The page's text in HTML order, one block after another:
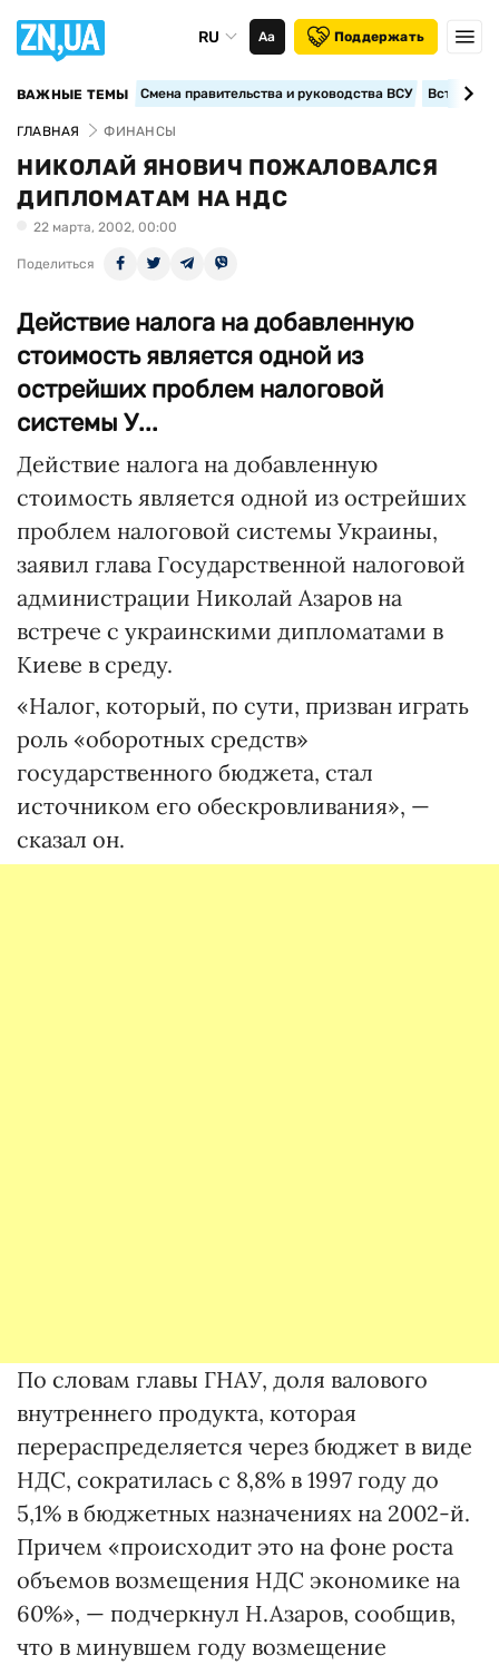
RU Аа Поддержать
ВАЖНЫЕ ТЕМЫ Смена правительства и руководства ВСУ
ГЛАВНАЯ ФИНАНСЫ
НИКОЛАЙ ЯНОВИЧ ПОЖАЛОВАЛСЯ
ДИПЛОМАТАМ НА НДС
22 марта, 2002, 00:00
Поделиться
Действие налога на добавленную
стоимость является одной из
острейших проблем налоговой
системы У...
Действие налога на добавленную
стоимость является одной из острейших
проблем налоговой системы Украины,
заявил глава Государственной налоговой
администрации Николай Азаров на
встрече с украинскими дипломатами в
Киеве в среду.
«Налог, который, по сути, призван играть
роль «оборотных средств»
государственного бюджета, стал
источником его обескровливания», —
сказал он.
По словам главы ГНАУ, доля валового
внутреннего продукта, которая
перераспределяется через бюджет в виде
НДС, сократилась с 8,8% в 1997 году до
5,1% в бюджетных назначениях на 2002-й.
Причем «происходит это на фоне роста
объемов возмещения НДС экономике на
60%», — подчеркнул Н.Азаров, сообщив,
что в минувшем году возмещение